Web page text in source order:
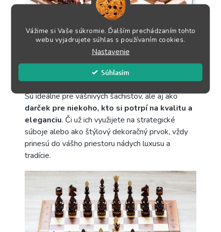
Vážime si Vaše súkromie. Ďalším prechádzaním tohto
webu vyjadrujete súhlas s používaním cookies.
Nastavenie
Súhlasím
Tieto šachy sú viac než len hra – sú
investíciou do krásy a tradície.
hodia do vášho domova ako elegantný doplnok,
upúta pozornosťkaždého hosťa.
Sú ideálne pre vášnivých šachistov, ale aj ako
darček pre niekoho, kto si potrpí na kvalitu a
eleganciu. Či už ich využijete na strategické
súboje alebo ako štýlový dekoračný prvok, vždy
prinesú do vášho priestoru nádych luxusu a
tradície.